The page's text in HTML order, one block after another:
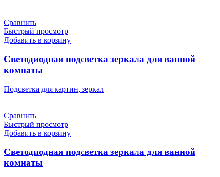
Сравнить
Быстрый просмотр
Добавить в корзину
Светодиодная подсветка зеркала для ванной
комнаты
Подсветка для картин, зеркал
Сравнить
Быстрый просмотр
Добавить в корзину
Светодиодная подсветка зеркала для ванной
комнаты